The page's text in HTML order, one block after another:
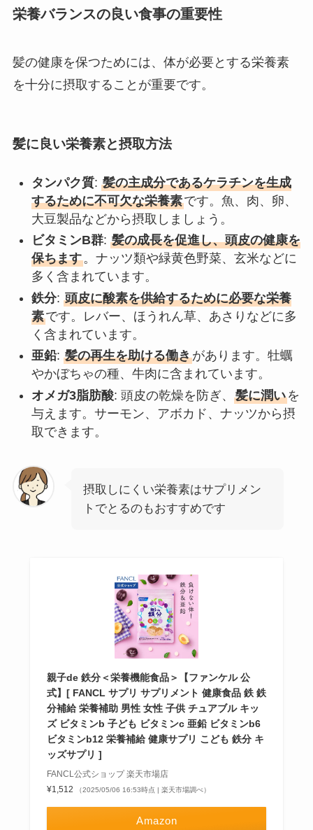
栄養バランスの良い食事の重要性
髪の健康を保つためには、体が必要とする栄養素
を十分に摂取することが重要です。
髪に良い栄養素と摂取方法
タンパク質: 髪の主成分であるケラチンを生成
するために不可欠な栄養素です。魚、肉、卵、
大豆製品などから摂取しましょう。
ビタミンB群: 髪の成長を促進し、頭皮の健康を
保ちます。ナッツ類や緑黄色野菜、玄米などに
多く含まれています。
鉄分: 頭皮に酸素を供給するために必要な栄養
素です。レバー、ほうれん草、あさりなどに多
く含まれています。
亜鉛: 髪の再生を助ける働きがあります。牡蠣
やかぼちゃの種、牛肉に含まれています。
オメガ3脂肪酸: 頭皮の乾燥を防ぎ、 髪に潤いを
与えます。サーモン、アボカド、ナッツから摂
取できます。
摂取しにくい栄養素はサプリメン
トでとるのもおすすめです
親子de 鉄分＜栄養機能食品＞【ファンケル 公
式】[ FANCL サプリ サプリメント 健康食品 鉄 鉄
分補給 栄養補助 男性 女性 子供 チュアブル キッ
ズ ビタミンb 子ども ビタミンc 亜鉛 ビタミンb6
ビタミンb12 栄養補給 健康サプリ こども 鉄分 キ
ッズサプリ ]
FANCL公式ショップ 楽天市場店
¥1,512
（2025/05/06 16:53時点 | 楽天市場調べ）
Amazon